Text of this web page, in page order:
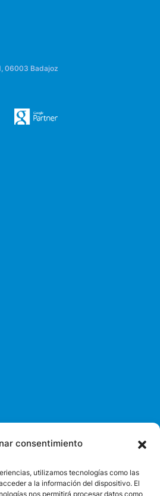
consentimiento
utilizamos tecnologías como las
a la información del dispositivo. El
nos permitirá procesar datos como
06003 Badajoz